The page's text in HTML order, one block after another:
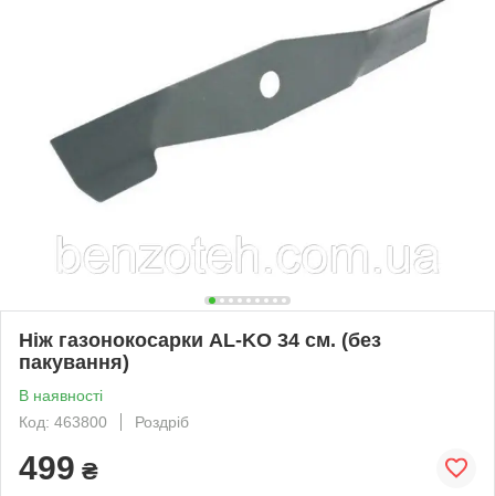
Ніж газонокосарки AL-KO 34 см. (без
пакування)
В наявності
Код: 463800
Роздріб
499 ₴